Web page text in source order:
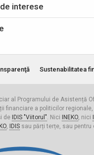
interese
Sustenabilitatea
al Programului de Asistență
financiare a politicilor
de IDIS "Viitorul". Nici INEKO, nici
, IDISsau părți terțe, sau pentru